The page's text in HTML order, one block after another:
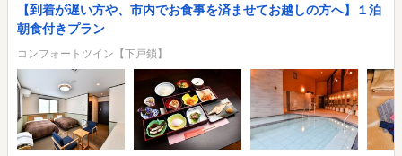
【到着が遅い方や、市内でお食事を済ませてお越しの方へ】１泊
朝食付きプラン
コンフォートツイン【下戸鎖】